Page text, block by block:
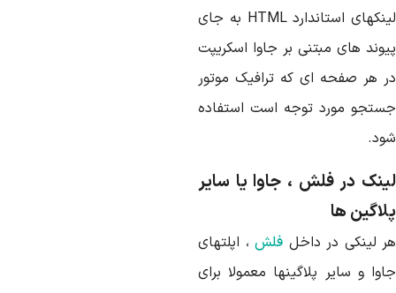
لینکهای استاندارد HTML به جای
های مبتنی بر جاوا اسکریپت
هر صفحه ای که ترافیک موتور
مورد توجه است استفاده
در فلش ، جاوا یا سایر
ها
لینکی در داخل فلش، اپلتهای
و سایر پلاگینها معمولا برای